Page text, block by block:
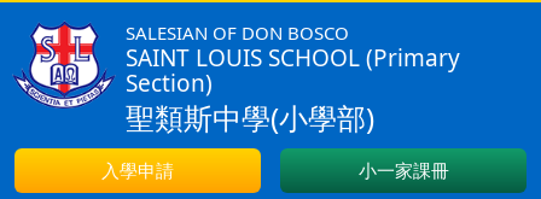
SALESIAN OF DON BOSCO
SAINT LOUIS SCHOOL (Primary
Section)
聖類斯中學(小學部)
入學申請 小一家課冊